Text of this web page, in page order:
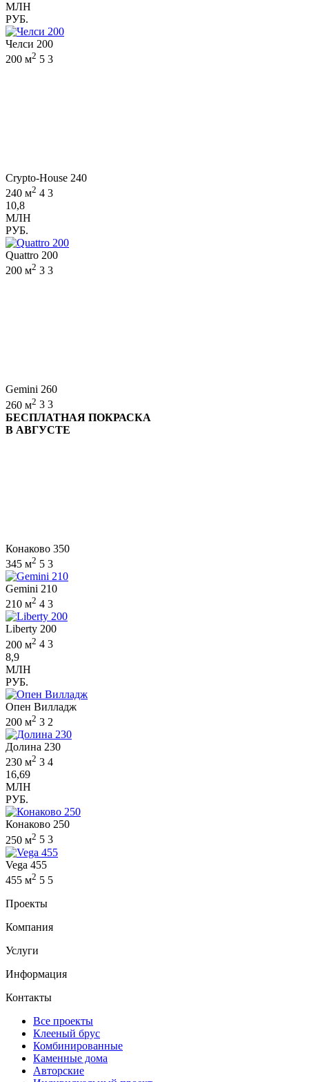
МЛН
РУБ.
Челси 200
200 м2 5 3
Crypto-House 240
240 м2 4 3
10,8
МЛН
РУБ.
Quattro 200
200 м2 3 3
Gemini 260
260 м2 3 3
БЕСПЛАТНАЯ ПОКРАСКА
В АВГУСТЕ
Конаково 350
345 м2 5 3
Gemini 210
210 м2 4 3
Liberty 200
200 м2 4 3
8,9
МЛН
РУБ.
Опен Вилладж
200 м2 3 2
Долина 230
230 м2 3 4
16,69
МЛН
РУБ.
Конаково 250
250 м2 5 3
Vega 455
455 м2 5 5
Проекты
Компания
Услуги
Информация
Контакты
Все проекты
Клееный брус
Комбинированные
Каменные дома
Авторские